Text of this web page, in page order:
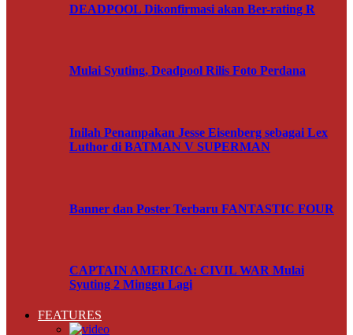
DEADPOOL Dikonfirmasi akan Ber-rating R
Mulai Syuting, Deadpool Rilis Foto Perdana
Inilah Penampakan Jesse Eisenberg sebagai Lex
Luthor di BATMAN V SUPERMAN
Banner dan Poster Terbaru FANTASTIC FOUR
CAPTAIN AMERICA: CIVIL WAR Mulai
Syuting 2 Minggu Lagi
FEATURES